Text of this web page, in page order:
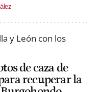
de caza de
recuperar la